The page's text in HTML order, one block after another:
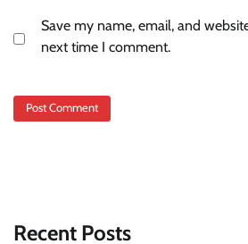
Save my name, email, and
next time I comment.
Recent Posts